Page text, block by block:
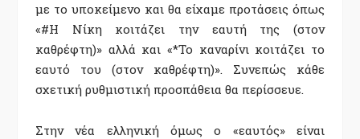
με το υποκείμενο και θα είχαμε προτάσεις όπως
«#Η Νίκη κοιτάζει την εαυτή της (στον
καθρέφτη)» αλλά και «*Το καναρίνι κοιτάζει το
εαυτό του (στον καθρέφτη)». Συνεπώς κάθε
σχετική ρυθμιστική προσπάθεια θα περίσσευε.
Στην νέα ελληνική όμως ο «εαυτός» είναι